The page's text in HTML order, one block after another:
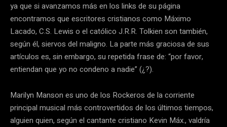
ya que si avanzamos más en los links de su página
encontramos que escritores cristianos como Máximo
Lacado, C.S. Lewis o el católico J.R.R. Tolkien son también,
según él, siervos del maligno. La parte más graciosa de sus
artículos es, sin embargo, su repetida frase de: “por favor,
entiendan que yo no condeno a nadie” (¿?).
Marilyn Manson es uno de los Rockeros de la corriente
principal musical más controvertidos de los últimos tiempos,
alguien quien, según el cantante cristiano Kevin Máx., valdría